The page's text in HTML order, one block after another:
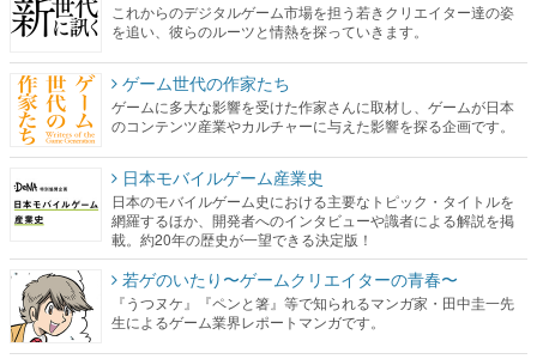
ゲームに多大な影響を受けた作家さんに取材し、ゲームが日本
のコンテンツ産業やカルチャーに与えた影響を探る企画です。
日本モバイルゲーム産業史
日本のモバイルゲーム史における主要なトピック・タイトルを
網羅するほか、開発者へのインタビューや識者による解説を掲
若ゲのいたり〜ゲームクリエイターの青春〜
『うつヌケ』『ペンと箸』等で知られるマンガ家・田中圭一先
生によるゲーム業界レポートマンガです。
なんでゲームは面白い？
ゲーム開発者・hamatsu氏がゲームの魅力を画面や操作の具体的
な形から解き明かしていく、硬派で骨太な評論連載です。